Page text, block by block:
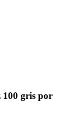
100 gris por